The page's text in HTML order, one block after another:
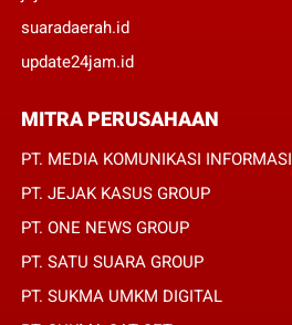
suaradaerah.id
update24jam.id
MITRA PERUSAHAAN
PT. MEDIA KOMUNIKASI INFORMASI
PT. JEJAK KASUS GROUP
PT. ONE NEWS GROUP
PT. SATU SUARA GROUP
PT. SUKMA UMKM DIGITAL